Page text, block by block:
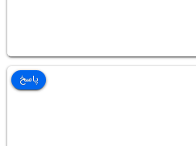
پاسخ